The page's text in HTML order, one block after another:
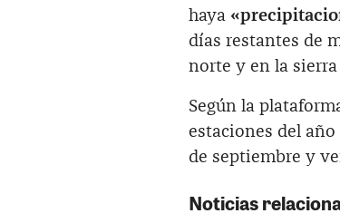
haya
días restantes de
norte y en la
Según la
estaciones del
de septiembre y
Noticias